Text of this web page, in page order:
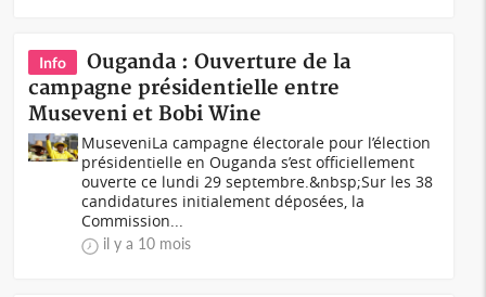
Info
Ouganda : Ouverture de la
campagne présidentielle entre
Museveni et Bobi Wine
MuseveniLa campagne électorale pour l’élection
présidentielle en Ouganda s’est officiellement
ouverte ce lundi 29 septembre.&nbsp;Sur les 38
candidatures initialement déposées, la
Commission...
il y a 10 mois